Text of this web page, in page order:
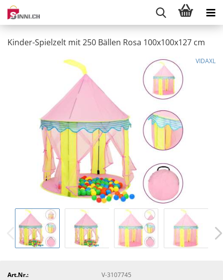
Kinder-Spielzelt mit 250 Bällen Rosa 100x100x127 cm
VIDAXL
Art.Nr.:
V-3107745